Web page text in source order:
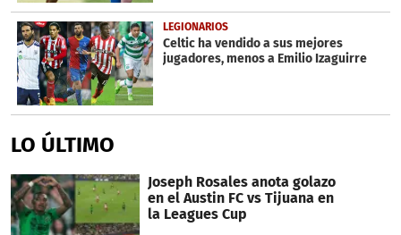
LEGIONARIOS
Celtic ha vendido a sus mejores
jugadores, menos a Emilio Izaguirre
LO ÚLTIMO
Joseph Rosales anota golazo
en el Austin FC vs Tijuana en
la Leagues Cup